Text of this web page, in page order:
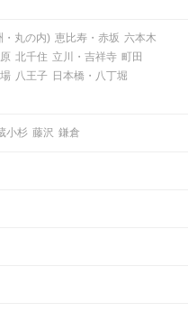
・丸の内) 恵比寿・赤坂 六本木
北千住 立川・吉祥寺 町田
八王子 日本橋・八丁堀
小杉 藤沢 鎌倉